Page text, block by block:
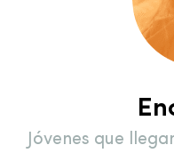
Jóvenes que